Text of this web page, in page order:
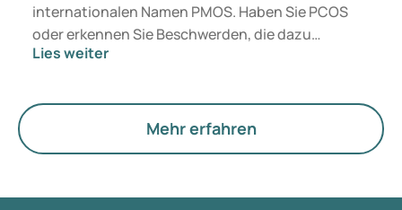
internationalen Namen PMOS. Haben Sie PCOS
oder erkennen Sie Beschwerden, die dazu
passen? Medizinisch ändert sich vorerst nichts.
Hormone, den Stoffwechsel und die Funktion der
Lies weiter
Mehr erfahren